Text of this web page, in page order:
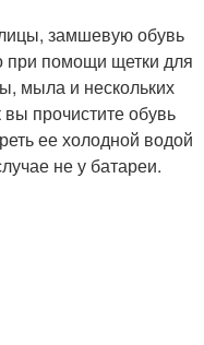
замшевую обувь
при помощи щетки для
мыла и нескольких
прочистите обувь
ее холодной водой
не у батареи.